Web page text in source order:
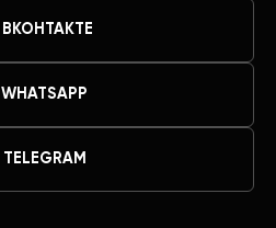
ВКОНТАКТЕ
WHATSAPP
TELEGRAM